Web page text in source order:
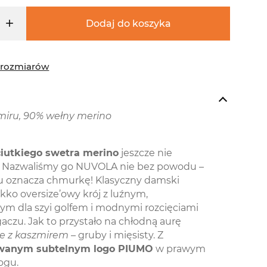
Dodaj do koszyka
90% wełny merino
swetra merino jeszcze nie
go NUVOLA nie bez powodu –
oznacza chmurkę! Klasyczny damski
oversize’owy krój z luźnym,
dla szyi golfem i modnymi rozcięciami
Jak to przystało na chłodną aurę
z kaszmirem – gruby i mięsisty. Z
subtelnym logo PIUMO w prawym